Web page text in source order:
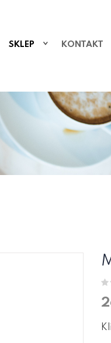
SKLEP KONTAKT